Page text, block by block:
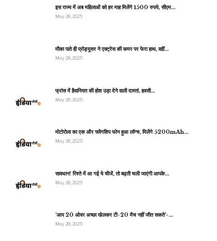
इस राज्य में अब महिलाओं को हर माह मिलेंगे 1500 रुपये, सीएम…
May 28, 2025
मौका पाते ही प्रोड्यूसर ने एक्ट्रेस की कमर पर फेरा हाथ, वहीं…
May 28, 2025
फ्रांस में हैवानियत की होश उड़ा देने वाली दास्तां, हवसी…
May 28, 2025
मोटोरोला का एक और फ्लैगशिप फोन हुआ लॉन्च, मिलेंगे 5200mAh…
May 28, 2025
सावधान! रिश्ते में आ गई ये चीजें, तो बढ़ती चली जाएंगी आपके…
May 28, 2025
‘आप 20 ओवर अच्छा खेलकर टी-20 मैच नहीं जीत सकते’-…
May 28, 2025